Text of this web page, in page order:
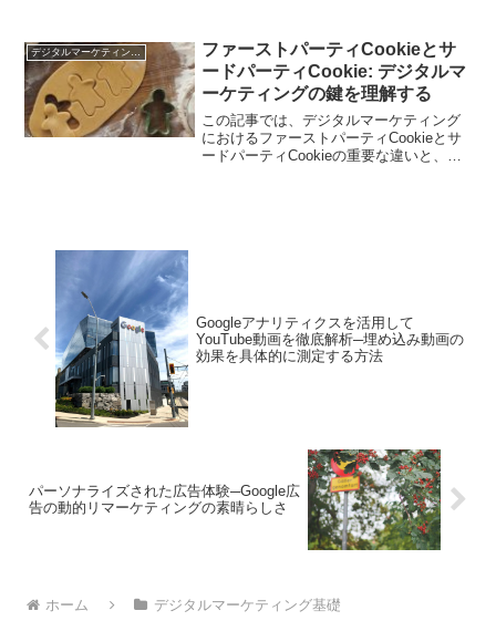
デジタルマーケティング基礎
ファーストパーティCookieとサ
ードパーティCookie: デジタルマ
ーケティングの鍵を理解する
この記事では、デジタルマーケティング
におけるファーストパーティCookieとサ
ードパーティCookieの重要な違いと、そ
ーの追跡やターゲティングに使用されま
す。両者の違いを理解し、使い分けるこ
とで、より効果的なマーケティング戦略
を展開することができます。
Googleアナリティクスを活用して
YouTube動画を徹底解析─埋め込み動画の
効果を具体的に測定する方法
パーソナライズされた広告体験─Google広
告の動的リマーケティングの素晴らしさ
ホーム デジタルマーケティング基礎